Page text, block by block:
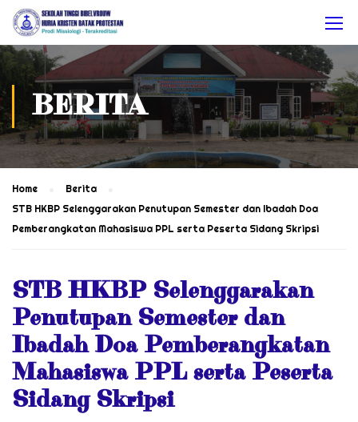
BERITA
Home
Berita
STB HKBP Selenggarakan Penutupan Semester dan Ibadah Doa
Pemberangkatan Mahasiswa PPL serta Peserta Sidang Skripsi
STB HKBP Selenggarakan
Penutupan Semester dan
Ibadah Doa Pemberangkatan
Mahasiswa PPL serta Peserta
Sidang Skripsi